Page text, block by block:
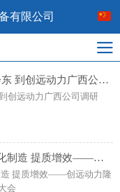
有限公司
广西贵港市委书记朱会东 到创远动力广西公司调研
西贵港市委书记朱会东 到创远动力广西公司调研
聚力深耕 稳内拓外 强化制造 提质增效——创远动力隆重召开2025年度工作总结大会
会